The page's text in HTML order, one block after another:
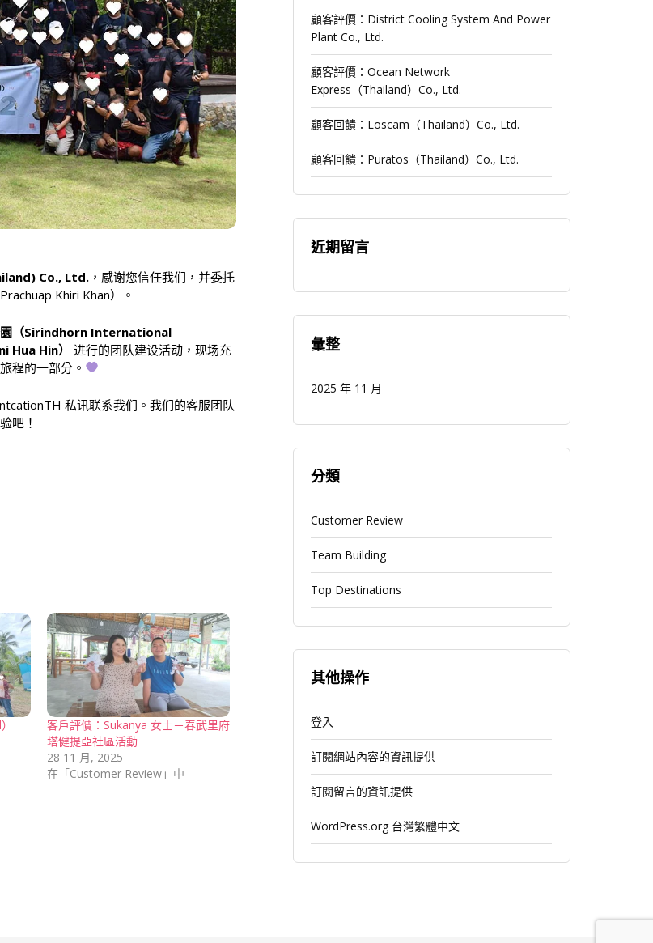
Co., Ltd. ，感谢您信任我们，并委托
Khiri Khan）。
園（Sirindhorn International
Hua Hin）
进行的团队建设活动，现场充
程的一部分。
私讯联系我们。我们的客服团队
吧！
客戶評價：Sukanya 女士－春武里府
塔健提亞社區活動
28 11 月, 2025
在「Customer Review」中
顧客評價：District Cooling System And Power
Plant Co., Ltd.
顧客評價：Ocean Network
Express（Thailand）Co., Ltd.
顧客回饋：Loscam（Thailand）Co., Ltd.
顧客回饋：Puratos（Thailand）Co., Ltd.
近期留言
彙整
2025 年 11 月
分類
Customer Review
Team Building
Top Destinations
其他操作
登入
訂閱網站內容的資訊提供
訂閱留言的資訊提供
WordPress.org 台灣繁體中文